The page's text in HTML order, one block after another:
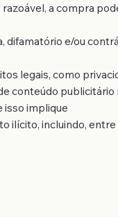
a compra
e/ou
legais, como
conteúdo publicitário
isso implique
ilícito, incluindo,